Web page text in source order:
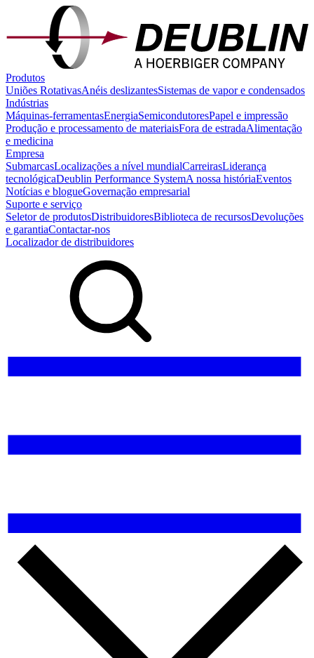
Produtos
Uniões RotativasAnéis deslizantesSistemas de vapor e condensados
Indústrias
Máquinas-ferramentasEnergiaSemicondutoresPapel e impressão
Produção e processamento de materiaisFora de estradaAlimentação
e medicina
Empresa
SubmarcasLocalizações a nível mundialCarreirasLiderança
tecnológicaDeublin Performance SystemA nossa históriaEventos
Notícias e blogueGovernação empresarial
Suporte e serviço
Seletor de produtosDistribuidoresBiblioteca de recursosDevoluções
e garantiaContactar-nos
Localizador de distribuidores